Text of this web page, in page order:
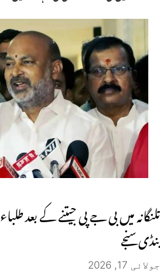
تلنگانہ میں بی جے پی جیتنے کے بعد
بنڈی سنجے
جولائی 17, 2026